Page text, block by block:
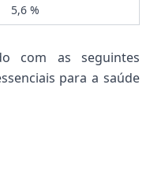
5,6 %
com as seguintes
para a saúde